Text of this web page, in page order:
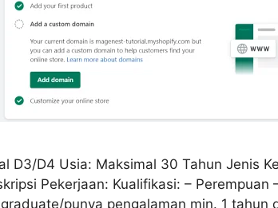
D3/D4 Usia: Maksimal 30 Tahun Jenis
Pekerjaan: Kualifikasi: –
punya pengalaman min. 1